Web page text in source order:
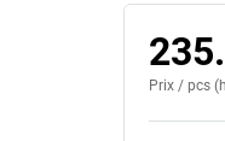
Prix / pcs